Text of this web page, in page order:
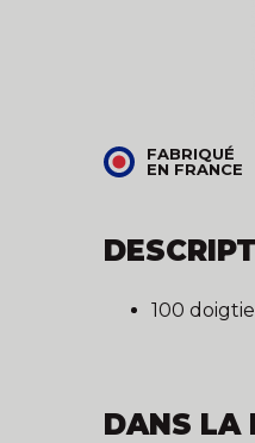
FABRIQUÉ
EN FRANCE
100
DANS LA